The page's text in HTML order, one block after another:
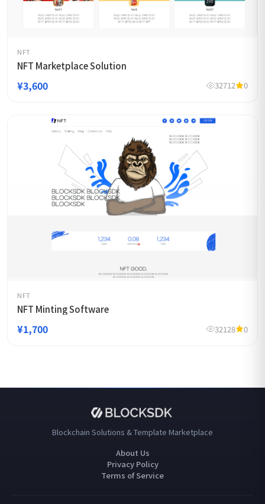
NFT
NFT Marketplace Solution
¥3,600 32712 0
NFT
NFT Minting Software
¥1,700 32128 0
Blockchain Solutions & Template Marketplace
About Us
Privacy Policy
Terms of Service